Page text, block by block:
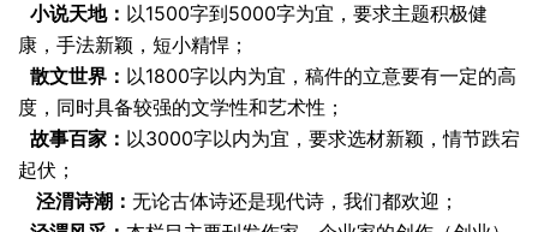
小说天地： 以1500字到5000字为宜，要求主题积极健
康，手法新颖，短小精悍；
散文世界： 以1800字以内为宜，稿件的立意要有一定的高
度，同时具备较强的文学性和艺术性；
故事百家： 以3000字以内为宜，要求选材新颖，情节跌宕
起伏；
泾渭诗潮： 无论古体诗还是现代诗，我们都欢迎；